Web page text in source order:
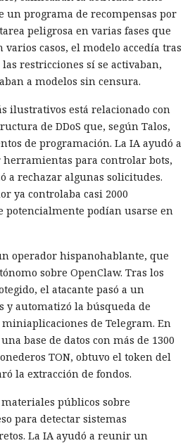
un programa de recompensas por
peligrosa en varias fases que
casos, el modelo accedía tras
restricciones sí se activaban,
a modelos sin censura.
ilustrativos está relacionado con
de DDoS que, según Talos,
de programación. La IA ayudó a
para controlar bots,
a rechazar algunas solicitudes.
ya controlaba casi 2000
potencialmente podían usarse en
operador hispanohablante, que
sobre OpenClaw. Tras los
el atacante pasó a un
y automatizó la búsqueda de
de Telegram. En
base de datos con más de 1300
TON, obtuvo el token del
la extracción de fondos.
públicos sobre
para detectar sistemas
La IA ayudó a reunir un